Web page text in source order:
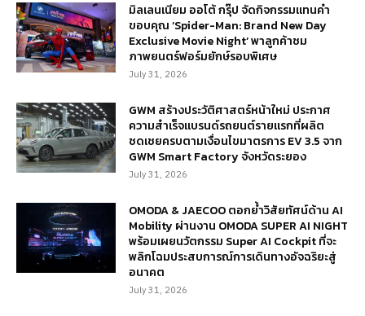
มิลเลนเนียม ออโต้ กรุ๊ป จัดกิจกรรมแทนคำ
ขอบคุณ ‘Spider-Man: Brand New Day
Exclusive Movie Night’ พาลูกค้าชม
ภาพยนตร์ฟอร์มยักษ์รอบพิเศษ
July 31, 2026
GWM สร้างประวัติศาสตร์หน้าใหม่ ประกาศ
ความสำเร็จแบรนด์รถยนต์รายแรกที่ผลิต
ชดเชยครบตามเงื่อนไขมาตรการ EV 3.5 จาก
GWM Smart Factory จังหวัดระยอง
July 31, 2026
OMODA & JAECOO ตอกย้ำวิสัยทัศน์ด้าน AI
Mobility ผ่านงาน OMODA SUPER AI NIGHT
พร้อมเผยนวัตกรรม Super AI Cockpit ที่จะ
พลิกโฉมประสบการณ์การเดินทางอัจฉริยะสู่
อนาคต
July 31, 2026